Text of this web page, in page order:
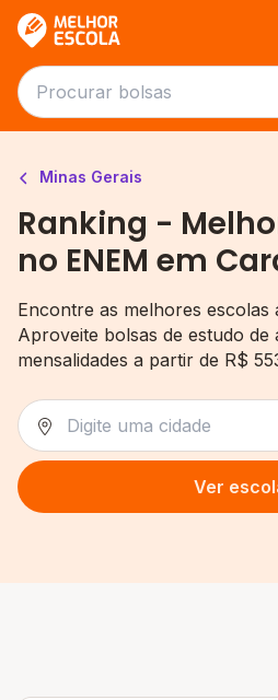
Minas Gerais
Ranking -
no ENEM em
Encontre as melhores escolas
Aproveite bolsas de estudo de
mensalidades a partir de R$
Ver